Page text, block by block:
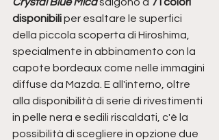
disponibili per esaltare le superfici
della piccola scoperta di Hiroshima,
specialmente in abbinamento con la
capote bordeaux come nelle immagini
diffuse da Mazda. E all'interno, oltre
alla disponibilità di serie di rivestimenti
in pelle nera e sedili riscaldati, c'è la
possibilità di scegliere in opzione due